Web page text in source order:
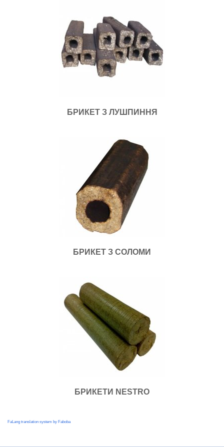
БРИКЕТ З ЛУШПИННЯ
БРИКЕТ З СОЛОМИ
БРИКЕТИ NESTRO
FaLang translation system by Faboba